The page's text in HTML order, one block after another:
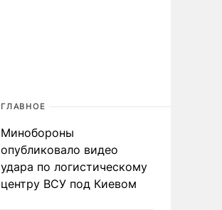
ГЛАВНОЕ
Минобороны
опубликовало видео
удара по логистическому
центру ВСУ под Киевом